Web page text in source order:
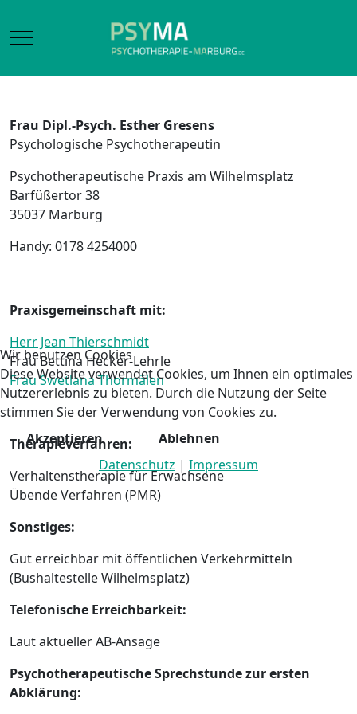
Mobile Menu Toggle
Frau Dipl.-Psych. Esther Gresens
Psychologische Psychotherapeutin
Psychotherapeutische Praxis am Wilhelmsplatz
Barfüßertor 38
35037 Marburg
Handy: 0178 4254000
Praxisgemeinschaft mit:
Herr Jean Thierschmidt
Frau Bettina Hecker-Lehrle
Frau Swetlana Thormälen
Therapieverfahren:
Verhaltenstherapie für Erwachsene
Übende Verfahren (PMR)
Sonstiges:
Gut erreichbar mit öffentlichen Verkehrmitteln
(Bushaltestelle Wilhelmsplatz)
Telefonische Erreichbarkeit:
Laut aktueller AB-Ansage
Psychotherapeutische Sprechstunde zur ersten
Abklärung:
Wir benutzen Cookies
Diese Website verwendet Cookies, um Ihnen ein optimales
Nutzererlebnis zu bieten. Durch die Nutzung der Seite
stimmen Sie der Verwendung von Cookies zu.
Akzeptieren
Ablehnen
Datenschutz | Impressum